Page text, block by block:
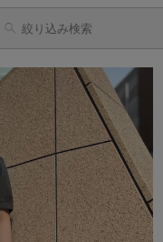
シャツコーデ
絞り込み検索